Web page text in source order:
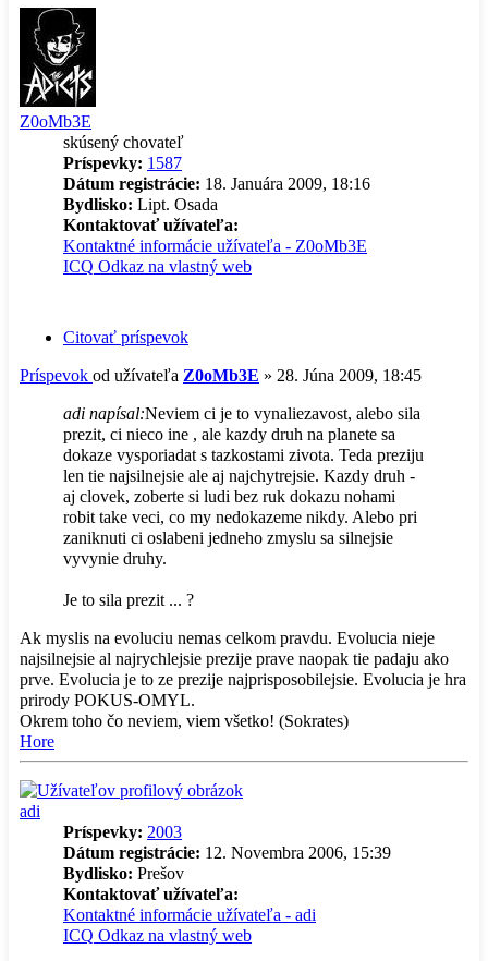
Z0oMb3E
skúsený chovateľ
Príspevky: 1587
Dátum registrácie: 18. Januára 2009, 18:16
Bydlisko: Lipt. Osada
Kontaktovať užívateľa:
Kontaktné informácie užívateľa - Z0oMb3E
ICQ Odkaz na vlastný web
Citovať príspevok
Príspevok od užívateľa Z0oMb3E » 28. Júna 2009, 18:45
adi napísal:Neviem ci je to vynaliezavost, alebo sila
prezit, ci nieco ine , ale kazdy druh na planete sa
dokaze vysporiadat s tazkostami zivota. Teda preziju
len tie najsilnejsie ale aj najchytrejsie. Kazdy druh -
aj clovek, zoberte si ludi bez ruk dokazu nohami
robit take veci, co my nedokazeme nikdy. Alebo pri
zaniknuti ci oslabeni jedneho zmyslu sa silnejsie
vyvynie druhy.
Je to sila prezit ... ?
Ak myslis na evoluciu nemas celkom pravdu. Evolucia nieje
najsilnejsie al najrychlejsie prezije prave naopak tie padaju ako
prve. Evolucia je to ze prezije najprisposobilejsie. Evolucia je hra
prirody POKUS-OMYL.
Okrem toho čo neviem, viem všetko! (Sokrates)
Hore
adi
Príspevky: 2003
Dátum registrácie: 12. Novembra 2006, 15:39
Bydlisko: Prešov
Kontaktovať užívateľa:
Kontaktné informácie užívateľa - adi
ICQ Odkaz na vlastný web